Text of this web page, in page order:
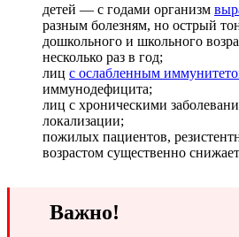
детей — с годами организм
разным болезням, но острый
дошкольного и школьного
несколько раз в год;
лиц с ослабленным
иммунодефицита;
лиц с хроническими
локализации;
пожилых пациентов,
возрастом существенно
Важно!